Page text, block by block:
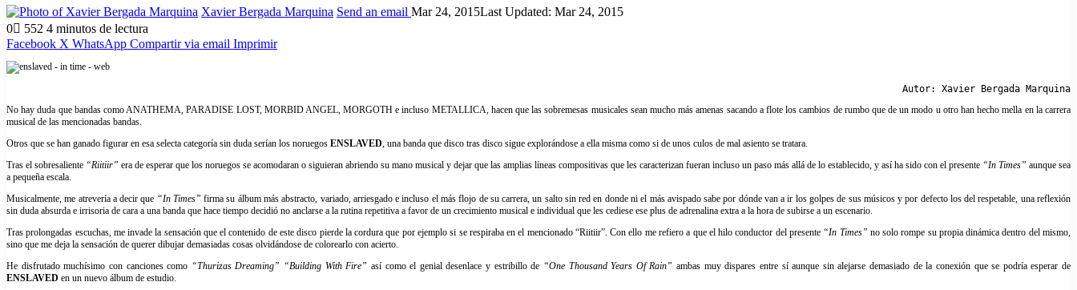
Xavier Bergada Marquina Send an email Mar 24, 2015Last Updated: Mar 24, 2015
0
552 4 minutos de lectura
Facebook X WhatsApp Compartir via email Imprimir
Autor: Xavier Bergada Marquina
No hay duda que bandas como ANATHEMA, PARADISE LOST, MORBID ANGEL, MORGOTH e incluso METALLICA, hacen que las sobremesas musicales sean mucho más amenas sacando a flote los cambios de rumbo que de un modo u otro han hecho mella en la carrera
musical de las mencionadas bandas.
Otros que se han ganado figurar en esa selecta categoría sin duda serían los noruegos ENSLAVED, una banda que disco tras disco sigue explorándose a ella misma como si de unos culos de mal asiento se tratara.
Tras el sobresaliente “Riitiir” era de esperar que los noruegos se acomodaran o siguieran abriendo su mano musical y dejar que las amplias líneas compositivas que les caracterizan fueran incluso un paso más allá de lo establecido, y así ha sido con el presente “In Times” aunque sea
a pequeña escala.
Musicalmente, me atrevería a decir que “In Times” firma su álbum más abstracto, variado, arriesgado e incluso el más flojo de su carrera, un salto sin red en donde ni el más avispado sabe por dónde van a ir los golpes de sus músicos y por defecto los del respetable, una reflexión
sin duda absurda e irrisoria de cara a una banda que hace tiempo decidió no anclarse a la rutina repetitiva a favor de un crecimiento musical e individual que les cediese ese plus de adrenalina extra a la hora de subirse a un escenario.
Tras prolongadas escuchas, me invade la sensación que el contenido de este disco pierde la cordura que por ejemplo si se respiraba en el mencionado “Riitiir”. Con ello me refiero a que el hilo conductor del presente “In Times” no solo rompe su propia dinámica dentro del mismo,
sino que me deja la sensación de querer dibujar demasiadas cosas olvidándose de colorearlo con acierto.
He disfrutado muchísimo con canciones como “Thurizas Dreaming” “Building With Fire” así como el genial desenlace y estribillo de “One Thousand Years Of Rain” ambas muy dispares entre sí aunque sin alejarse demasiado de la conexión que se podría esperar de
ENSLAVED en un nuevo álbum de estudio.